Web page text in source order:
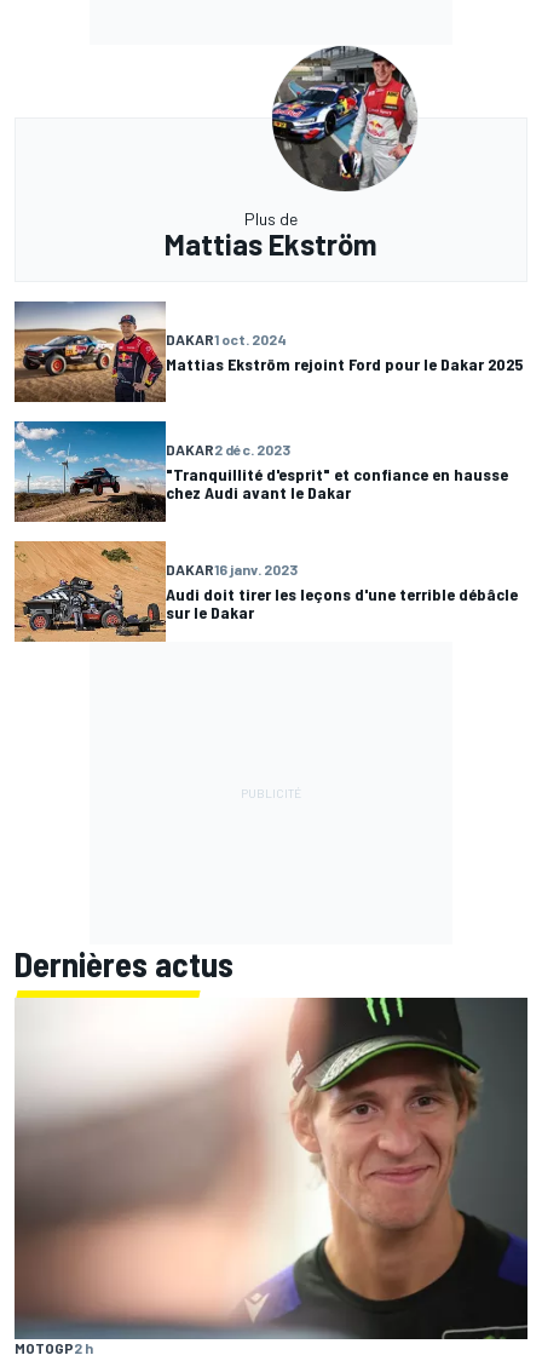
Plus de
Mattias Ekström
DAKAR1 oct. 2024
Mattias Ekström rejoint Ford pour le Dakar 2025
DAKAR2 déc. 2023
"Tranquillité d'esprit" et confiance en hausse
chez Audi avant le Dakar
DAKAR16 janv. 2023
Audi doit tirer les leçons d'une terrible débâcle
sur le Dakar
Dernières actus
MOTOGP2 h